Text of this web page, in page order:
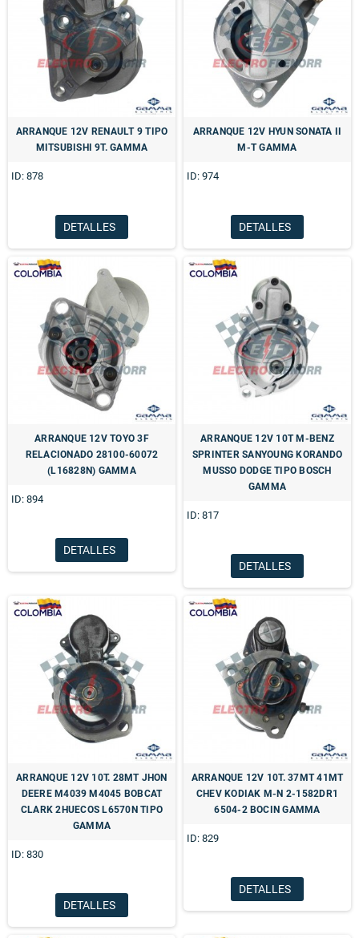
ARRANQUE 12V RENAULT 9 TIPO
MITSUBISHI 9T. GAMMA
ID: 878
DETALLES
ARRANQUE 12V HYUN SONATA II
M-T GAMMA
ID: 974
DETALLES
ARRANQUE 12V TOYO 3F
RELACIONADO 28100-60072
(L16828N) GAMMA
ID: 894
DETALLES
ARRANQUE 12V 10T M-BENZ
SPRINTER SANYOUNG KORANDO
MUSSO DODGE TIPO BOSCH
GAMMA
ID: 817
DETALLES
ARRANQUE 12V 10T. 28MT JHON
DEERE M4039 M4045 BOBCAT
CLARK 2HUECOS L6570N TIPO
GAMMA
ID: 830
DETALLES
ARRANQUE 12V 10T. 37MT 41MT
CHEV KODIAK M-N 2-1582DR1
6504-2 BOCIN GAMMA
ID: 829
DETALLES